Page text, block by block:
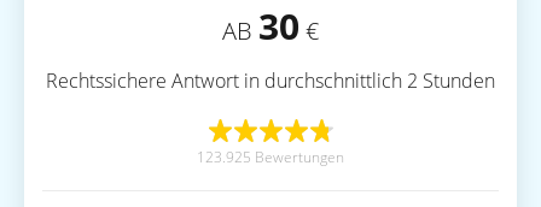
AB 30 €
Rechtssichere Antwort in durchschnittlich 2 Stunden
123.925 Bewertungen